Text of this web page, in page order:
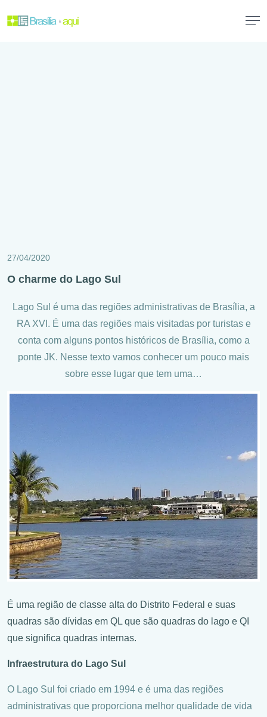
27/04/2020
O charme do Lago Sul
Lago Sul é uma das regiões administrativas de Brasília, a
RA XVI. É uma das regiões mais visitadas por turistas e
conta com alguns pontos históricos de Brasília, como a
ponte JK. Nesse texto vamos conhecer um pouco mais
sobre esse lugar que tem uma…
É uma região de classe alta do Distrito Federal e suas
quadras são dívidas em QL que são quadras do lago e QI
que significa quadras internas.
Infraestrutura do Lago Sul
O Lago Sul foi criado em 1994 e é uma das regiões
administrativas que proporciona melhor qualidade de vida